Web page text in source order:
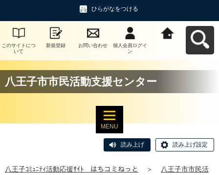
ひらがなをつける
このサイトにつ
いて
新規登録 お問い合わせ
個人会員ログイ
ン
八王子市市民活動支援センター
MENU
読み上げ 読み上げ設定
八王子ｺﾐｭﾆﾃｨ活動応援ｻｲﾄ はちコミねっと ＞
八王子市市民活